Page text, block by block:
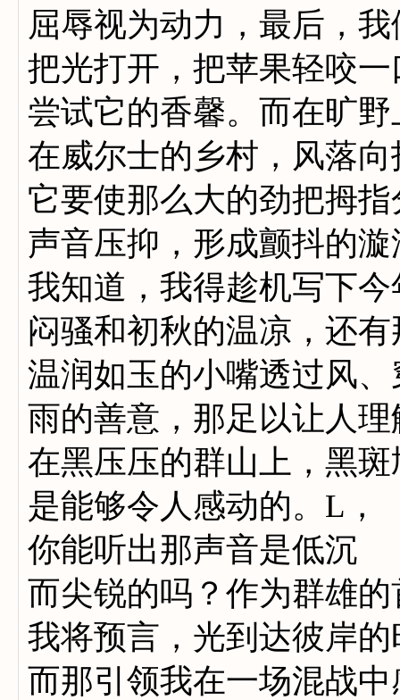
屈辱视为动力，最后，我
把光打开，把苹果轻咬一
尝试它的香馨。而在旷野
在威尔士的乡村，风落向
它要使那么大的劲把拇
声音压抑，形成颤抖的漩
我知道，我得趁机写下
闷骚和初秋的温凉，还有
温润如玉的小嘴透过风、
雨的善意，那足以让人理
在黑压压的群山上，黑斑
是能够令人感动的。L，
你能听出那声音是低沉
而尖锐的吗？作为群雄的
我将预言，光到达彼岸的
而那引领我在一场混战